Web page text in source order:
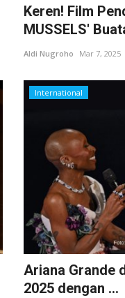
Keren! Film
MUSSELS'
Aldi Nugroho Mar 7, 2025
International
Ariana Grande
2025 dengan ...